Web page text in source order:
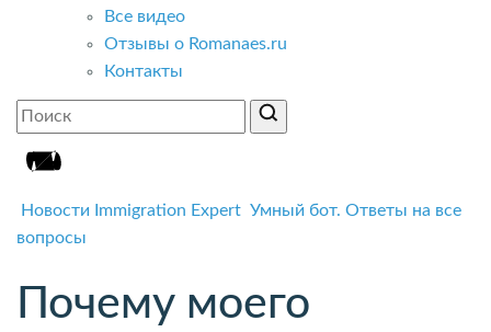
Все видео
Отзывы о Romanaes.ru
Контакты
Новости Immigration Expert Умный бот. Ответы на все
вопросы
Почему моего